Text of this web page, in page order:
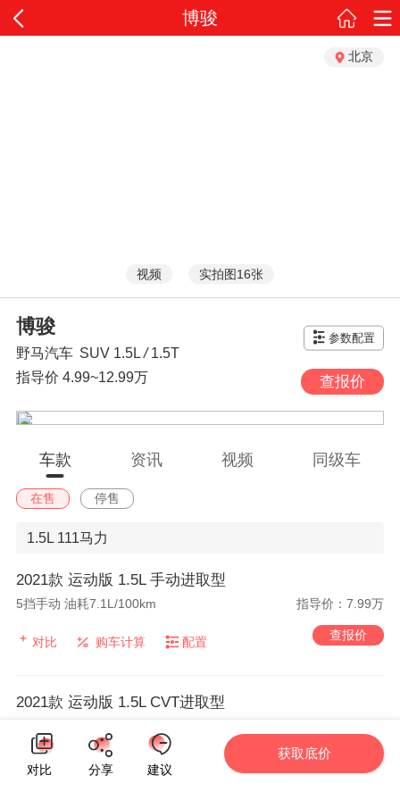
博骏
北京
视频 实拍图16张
博骏
野马汽车 SUV 1.5L/1.5T
参数配置
指导价 4.99~12.99万 查报价
车款 资讯 视频 同级车
在售 停售
1.5L 111马力
2021款 运动版 1.5L 手动进取型
5挡手动 油耗7.1L/100km 指导价：7.99万
对比 购车计算 配置 查报价
2021款 运动版 1.5L CVT进取型
对比 购车计算
查报价
对比
分享 建议
获取底价